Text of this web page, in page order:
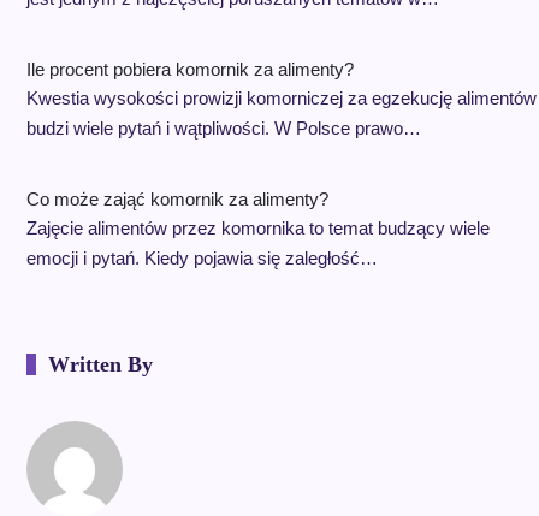
Ile procent pobiera komornik za alimenty?
Kwestia wysokości prowizji komorniczej za egzekucję alimentów
budzi wiele pytań i wątpliwości. W Polsce prawo…
Co może zająć komornik za alimenty?
Zajęcie alimentów przez komornika to temat budzący wiele
emocji i pytań. Kiedy pojawia się zaległość…
Written By